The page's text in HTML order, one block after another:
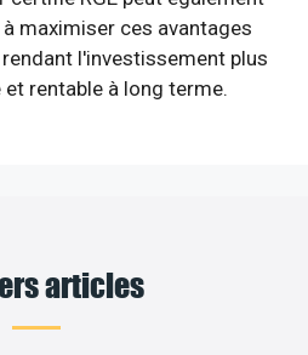
maximiser ces avantages
l'investissement plus
rentable à long terme.
articles